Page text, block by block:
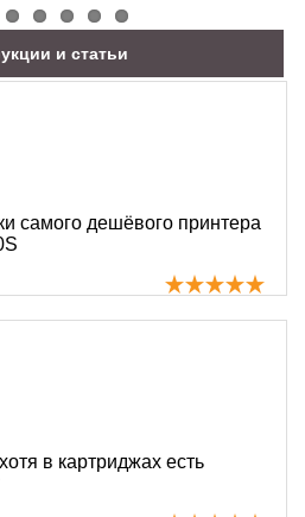
и статьи
самого дешёвого принтера
в картриджах есть